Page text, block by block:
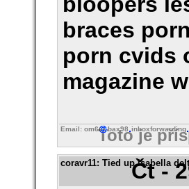
braces
porn cvids
magazine
Email: om6 bax98 inboxforwarding
Toto je
coravr11: Tied up isabella
Čt -